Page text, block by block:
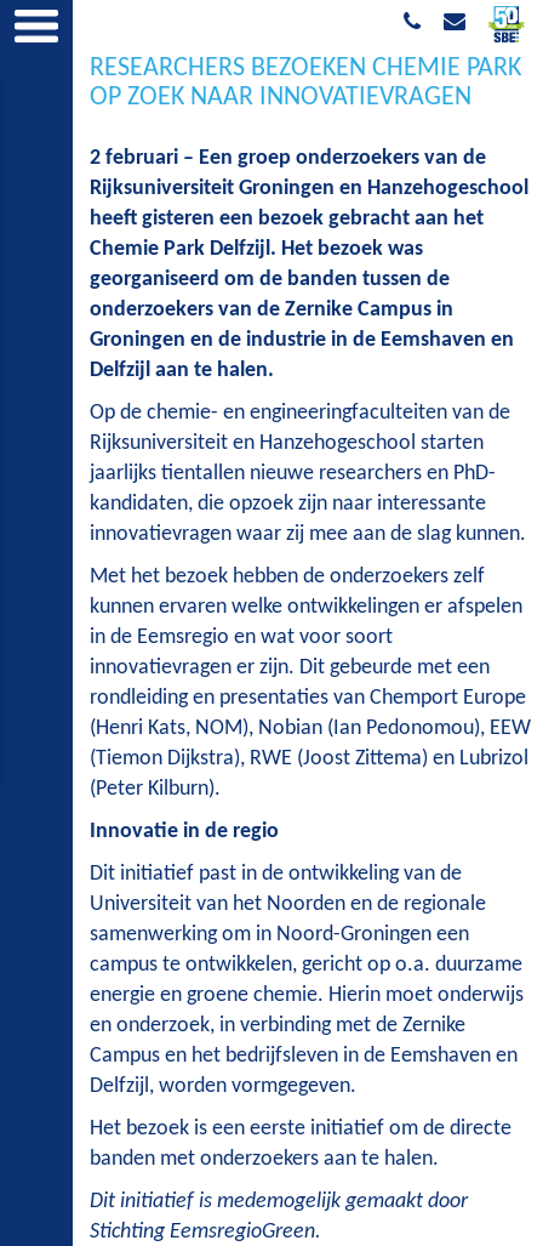
RESEARCHERS BEZOEKEN CHEMIE PARK
OP ZOEK NAAR INNOVATIEVRAGEN
2 februari – Een groep onderzoekers van de
Rijksuniversiteit Groningen en Hanzehogeschool
heeft gisteren een bezoek gebracht aan het
Chemie Park Delfzijl. Het bezoek was
georganiseerd om de banden tussen de
onderzoekers van de Zernike Campus in
Groningen en de industrie in de Eemshaven en
Delfzijl aan te halen.
Op de chemie- en engineeringfaculteiten van de
Rijksuniversiteit en Hanzehogeschool starten
jaarlijks tientallen nieuwe researchers en PhD-
kandidaten, die opzoek zijn naar interessante
innovatievragen waar zij mee aan de slag kunnen.
Met het bezoek hebben de onderzoekers zelf
kunnen ervaren welke ontwikkelingen er afspelen
in de Eemsregio en wat voor soort
innovatievragen er zijn. Dit gebeurde met een
rondleiding en presentaties van Chemport Europe
(Henri Kats, NOM), Nobian (Ian Pedonomou), EEW
(Tiemon Dijkstra), RWE (Joost Zittema) en Lubrizol
(Peter Kilburn).
Innovatie in de regio
Dit initiatief past in de ontwikkeling van de
Universiteit van het Noorden en de regionale
samenwerking om in Noord-Groningen een
campus te ontwikkelen, gericht op o.a. duurzame
energie en groene chemie. Hierin moet onderwijs
en onderzoek, in verbinding met de Zernike
Campus en het bedrijfsleven in de Eemshaven en
Delfzijl, worden vormgegeven.
Het bezoek is een eerste initiatief om de directe
banden met onderzoekers aan te halen.
Dit initiatief is medemogelijk gemaakt door
Stichting EemsregioGreen.